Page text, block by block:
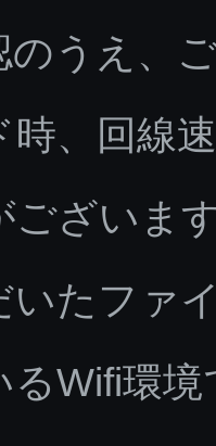
うえ、
時、回線
ございま
たファ
るWifi環